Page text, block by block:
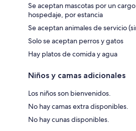
Se aceptan mascotas por un
hospedaje, por estancia
Se aceptan animales de servicio
Solo se aceptan perros y gatos
Hay platos de comida y agua
Niños y camas adicionales
Los niños son bienvenidos.
No hay camas extra disponibles.
No hay cunas disponibles.